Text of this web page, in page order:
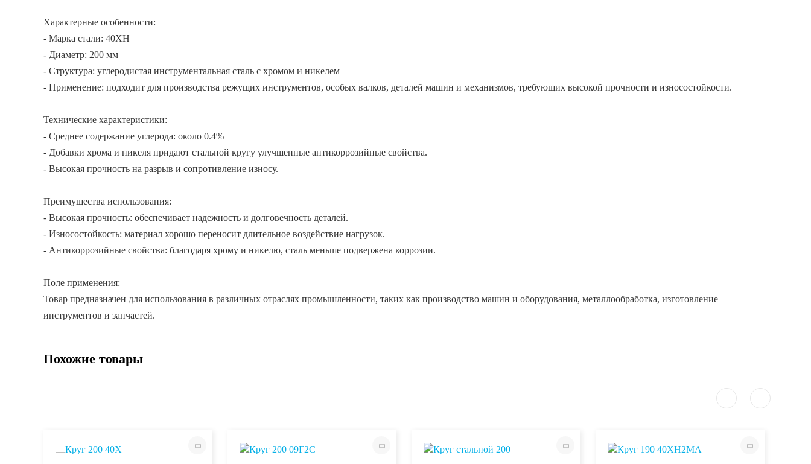
Характерные особенности:
- Марка стали: 40ХН
- Диаметр: 200 мм
- Структура: углеродистая инструментальная сталь с хромом и никелем
- Применение: подходит для производства режущих инструментов, особых валков, деталей машин и механизмов, требующих высокой прочности и износостойкости.
Технические характеристики:
- Среднее содержание углерода: около 0.4%
- Добавки хрома и никеля придают стальной кругу улучшенные антикоррозийные свойства.
- Высокая прочность на разрыв и сопротивление износу.
Преимущества использования:
- Высокая прочность: обеспечивает надежность и долговечность деталей.
- Износостойкость: материал хорошо переносит длительное воздействие нагрузок.
- Антикоррозийные свойства: благодаря хрому и никелю, сталь меньше подвержена коррозии.
Поле применения:
Товар предназначен для использования в различных отраслях промышленности, таких как производство машин и оборудования, металлообработка, изготовление
инструментов и запчастей.
Похожие товары